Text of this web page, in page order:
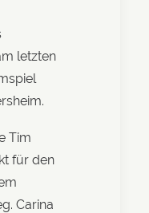
letzten
Tim
für den
Carina